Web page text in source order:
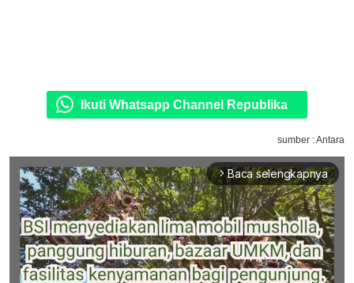
Ikuti Whatsapp Channel Republika
sumber : Antara
arrow_forward_ios Baca selengkapnya